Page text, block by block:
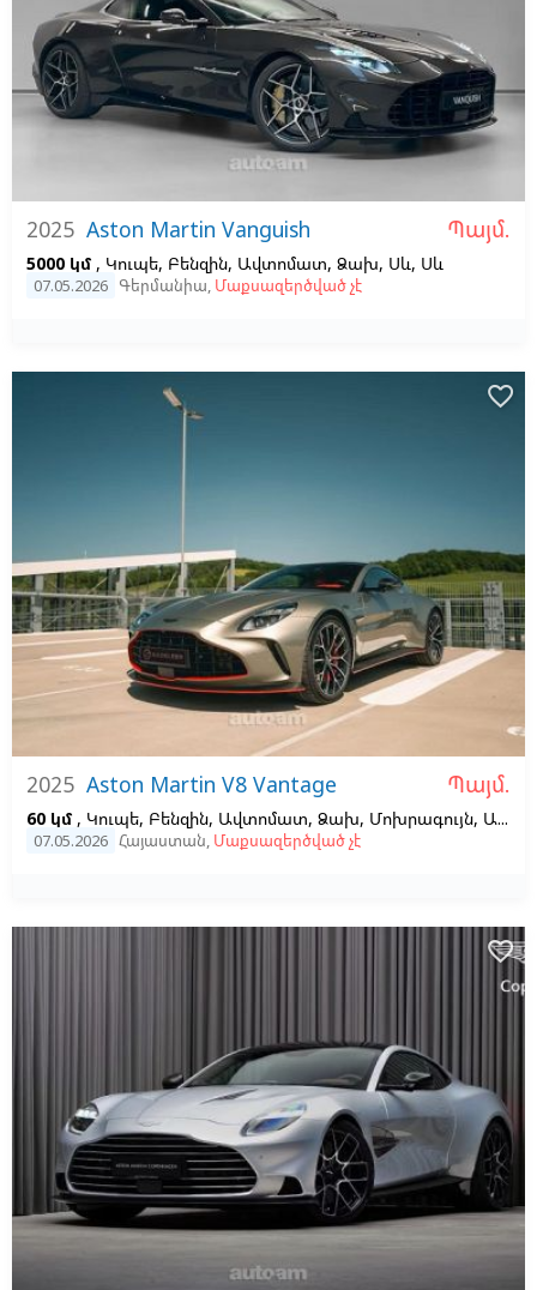
2025 Aston Martin Vanguish Պայմ.
5000 կմ , Կուպե, Բենզին, Ավտոմատ, Ձախ, Սև, Սև
07.05.2026 Գերմանիա, Մաքսազերծված չէ
2025 Aston Martin V8 Vantage Պայմ.
60 կմ , Կուպե, Բենզին, Ավտոմատ, Ձախ, Մոխրագույն, Այլ գույն
07.05.2026 Հայաստան, Մաքսազերծված չէ
favorite_border
favorite_border